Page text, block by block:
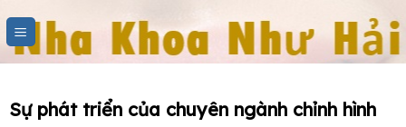
content
Sự phát triển của chuyên ngành chỉnh hình